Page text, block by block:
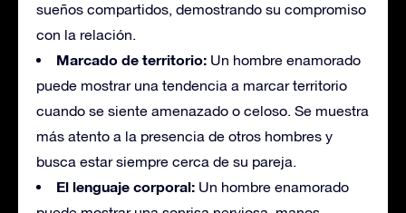
sueños compartidos, demostrando su compromiso
con la relación.
Marcado de territorio: Un hombre enamorado
puede mostrar una tendencia a marcar territorio
cuando se siente amenazado o celoso. Se muestra
más atento a la presencia de otros hombres y
busca estar siempre cerca de su pareja.
El lenguaje corporal: Un hombre enamorado